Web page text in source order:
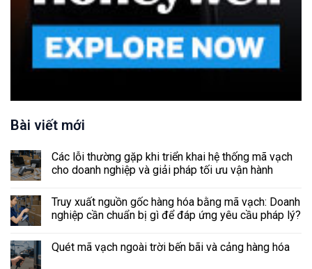
Bài viết mới
Các lỗi thường gặp khi triển khai hệ thống mã vạch
cho doanh nghiệp và giải pháp tối ưu vận hành
Truy xuất nguồn gốc hàng hóa bằng mã vạch: Doanh
nghiệp cần chuẩn bị gì để đáp ứng yêu cầu pháp lý?
Quét mã vạch ngoài trời bến bãi và cảng hàng hóa